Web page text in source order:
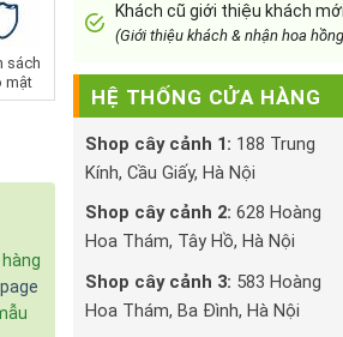
sách
mật
Khách cũ giới thiệu khách mới
(Giới thiệu khách & nhận hoa
HỆ THỐNG CỬA HÀNG
Shop cây cảnh 1: 188 Trung
Kính, Cầu Giấy, Hà Nội
Shop cây cảnh 2: 628 Hoàng
Hoa Thám, Tây Hồ, Hà Nội
Shop cây cảnh 3: 583 Hoàng
Hoa Thám, Ba Đình, Hà Nội